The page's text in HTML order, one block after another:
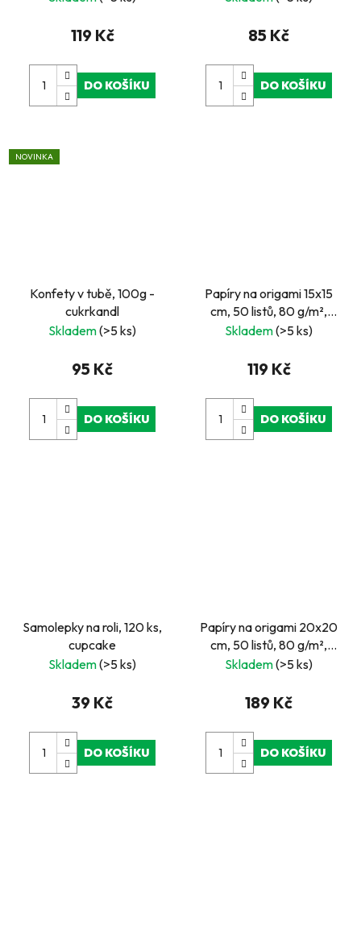
119 Kč
DO KOŠÍKU
85 Kč
DO KOŠÍKU
NOVINKA
Konfety v tubě, 100g -
cukrkandl
Skladem(>5 ks)
95 Kč
DO KOŠÍKU
Papíry na origami 15x15
cm, 50 listů, 80 g/m²,
SWEET
Skladem(>5 ks)
119 Kč
DO KOŠÍKU
Samolepky na roli, 120 ks,
cupcake
Skladem(>5 ks)
39 Kč
DO KOŠÍKU
Papíry na origami 20x20
cm, 50 listů, 80 g/m²,
JAPAN
Skladem(>5 ks)
189 Kč
DO KOŠÍKU